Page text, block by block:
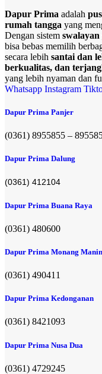
Dapur Prima adalah
rumah tangga yang
Dengan sistem
bisa bebas memilih
secara lebih santai dan
berkualitas, dan
yang lebih nyaman dan
Whatsapp Instagram
Dapur Prima Panjer
(0361) 8955855 –
Dapur Prima Dalung
(0361) 412104
Dapur Prima Buana Raya
(0361) 480600
Dapur Prima Monang
(0361) 490411​
Dapur Prima Kedonganan
(0361) 8421093
Dapur Prima Nusa Dua
(0361) 4729245